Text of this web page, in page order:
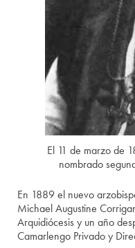
El 11 de marzo de
nombrado
En 1889 el nuevo
Michael Augustine
Arquidiócesis y un año
Camarlengo Privado y